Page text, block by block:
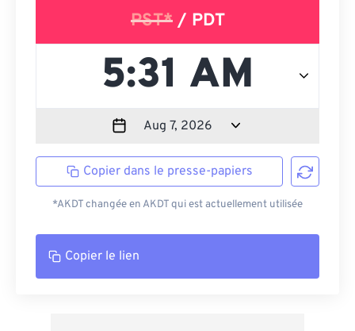
PST*/ PDT
Copier dans le presse-papiers
*AKDT changée en AKDT qui est actuellement utilisée
Copier le lien